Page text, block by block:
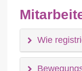
Wie